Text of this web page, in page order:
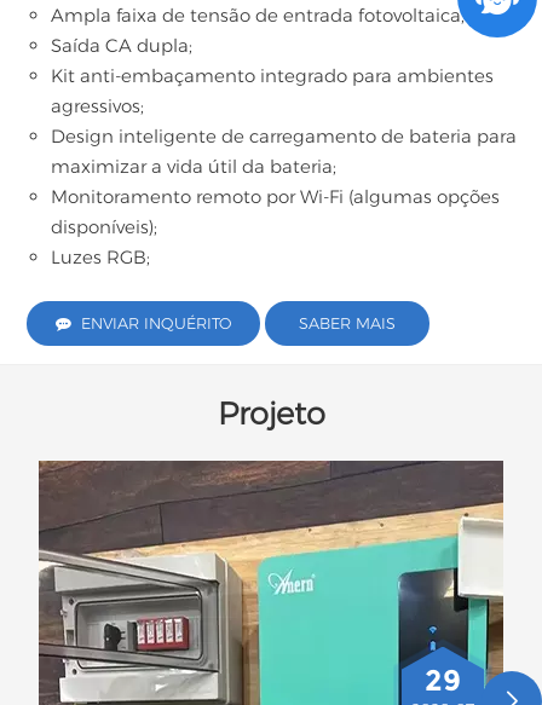
Ampla faixa de tensão de entrada fotovoltaica;
Saída CA dupla;
Kit anti-embaçamento integrado para ambientes
agressivos;
Design inteligente de carregamento de bateria para
maximizar a vida útil da bateria;
Monitoramento remoto por Wi-Fi (algumas opções
disponíveis);
Luzes RGB;
ENVIAR INQUÉRITO SABER MAIS
Projeto
29